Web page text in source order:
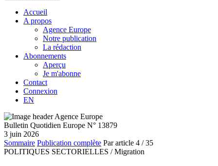
Accueil
A propos
Agence Europe
Notre publication
La rédaction
Abonnements
Aperçu
Je m'abonne
Contact
Connexion
EN
Bulletin Quotidien Europe N° 13879
3 juin 2026
Sommaire Publication complète Par article 4 / 35
POLITIQUES SECTORIELLES / Migration